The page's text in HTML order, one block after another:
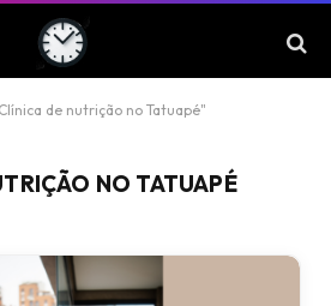
de nutrição no Tatuapé"
NO TATUAPÉ